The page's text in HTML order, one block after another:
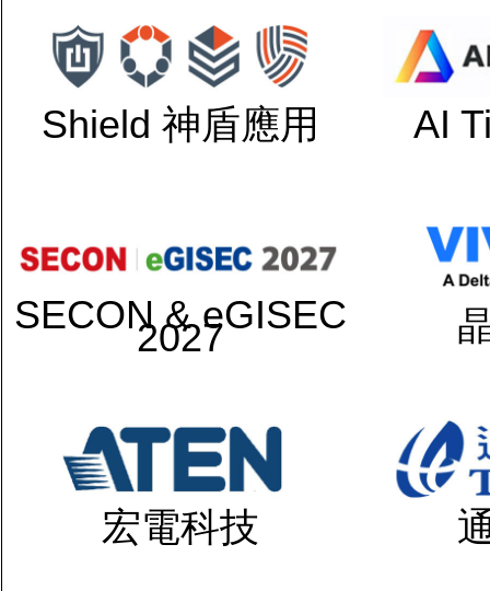
Shield 神盾應用 AI
SECON & eGISEC
2027
宏電科技